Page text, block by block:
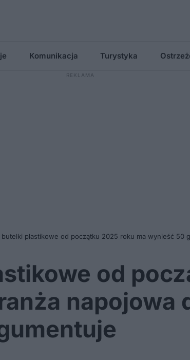
Komunikacja Turystyka
butelki plastikowe od początku 2025 roku ma wynieść 50
od
napojowa